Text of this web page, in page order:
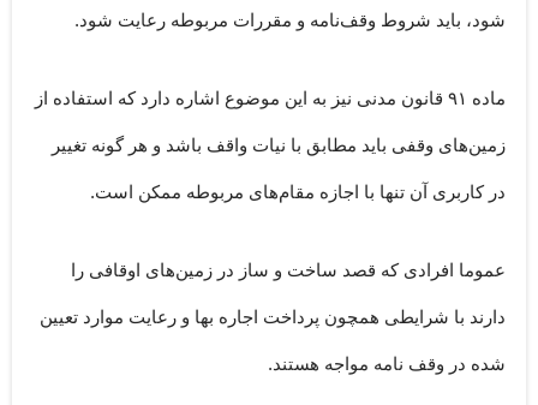
شود، باید شروط وقف‌نامه و مقررات مربوطه رعایت شود.
ماده ۹۱ قانون مدنی نیز به این موضوع اشاره دارد که استفاده از
زمین‌های وقفی باید مطابق با نیات واقف باشد و هر گونه تغییر
در کاربری آن تنها با اجازه مقام‌های مربوطه ممکن است.
عموما افرادی که قصد ساخت و ساز در زمین‌های اوقافی را
دارند با شرایطی همچون پرداخت اجاره بها و رعایت موارد تعیین
شده در وقف نامه مواجه هستند.